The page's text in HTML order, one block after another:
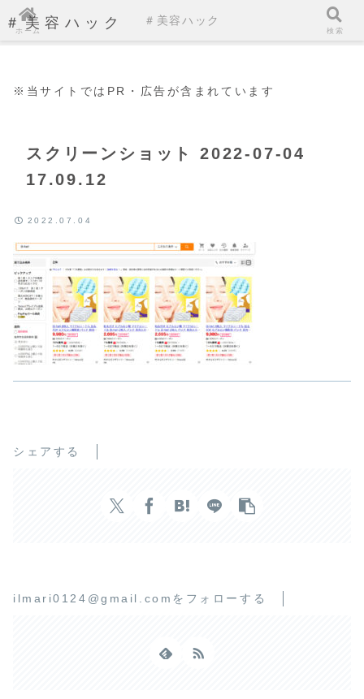
＃美容ハック
※当サイトではPR・広告が含まれています
スクリーンショット 2022-07-04
17.09.12
2022.07.04
シェアする
ilmari0124@gmail.comをフォローする
ホーム
＃美容ハック
検索